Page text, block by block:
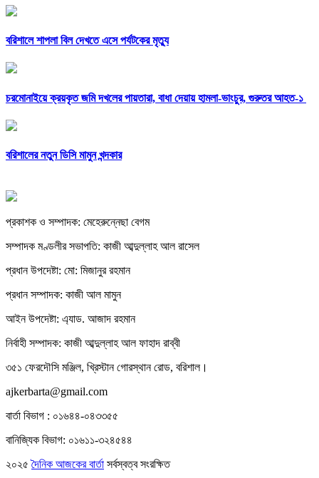
বরিশালে শাপলা বিল দেখতে এসে পর্যটকের মৃত্যু
চরমোনাইয়ে ক্রয়কৃত জমি দখলের পায়তারা, বাধা দেয়ায় হামলা-ভাংচুর, গুরুতর আহত-১
বরিশালের নতুন ডিসি মামুন খন্দকার
প্রকাশক ও সম্পাদক: মেহেরুন্নেছা বেগম
সম্পাদক মণ্ডলীর সভাপতি: কাজী আব্দুল্লাহ আল রাসেল
প্রধান উপদেষ্টা: মো: মিজানুর রহমান
প্রধান সম্পাদক: কাজী আল মামুন
আইন উপদেষ্টা: এ্যাড. আজাদ রহমান
নির্বাহী সম্পাদক: কাজী আব্দুল্লাহ আল ফাহাদ রাব্বী
৩৫১ ফেরদৌসি মঞ্জিল, খ্রিস্টান গোরস্থান রোড, বরিশাল।
ajkerbarta@gmail.com
বার্তা বিভাগ : ০১৬৪৪-০৪৩৩৫৫
বানিজ্যিক বিভাগ: ০১৬১১-৩২৪৫৪৪
২০২৫দৈনিক আজকের বার্তা সর্বস্বত্ব সংরক্ষিত